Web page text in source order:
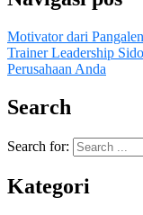
Motivator dari
Trainer Leadership
Perusahaan Anda
Search
Search for:
Kategori